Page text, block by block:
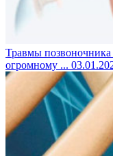
Травмы позвоночника
огромному ...